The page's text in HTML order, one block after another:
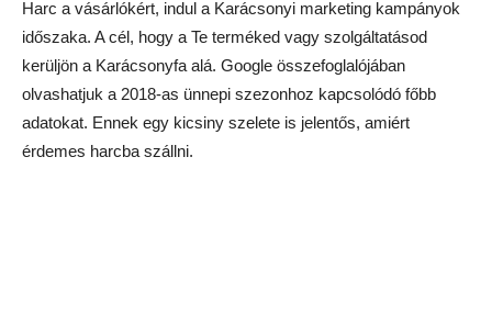
Harc a vásárlókért, indul a Karácsonyi marketing kampányok
időszaka. A cél, hogy a Te terméked vagy szolgáltatásod
kerüljön a Karácsonyfa alá. Google összefoglalójában
olvashatjuk a 2018-as ünnepi szezonhoz kapcsolódó főbb
adatokat. Ennek egy kicsiny szelete is jelentős, amiért
érdemes harcba szállni.